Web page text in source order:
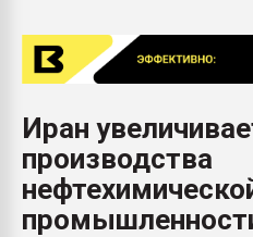
Иран
производства